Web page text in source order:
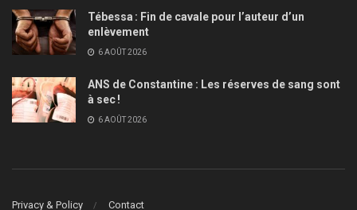
Tébessa : Fin de cavale pour l’auteur d’un
enlèvement
6 AOÛT 2026
ANS de Constantine : Les réserves de sang sont
à sec !
6 AOÛT 2026
Privacy & Policy Contact